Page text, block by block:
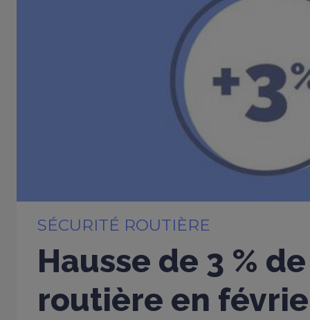
SÉCURITÉ ROUTIÈRE
Hausse de 3 %
routière en